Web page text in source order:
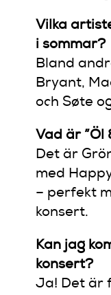
Vilka
i sommar?
Bland
Bryant,
och Søte
Vad är ”Öl
Det är
med
– perfekt
konsert.
Kan jag
konsert?
Ja! Det är